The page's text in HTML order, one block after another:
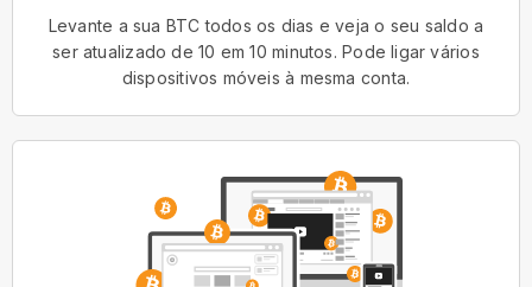
Levante a sua BTC todos os dias e veja o seu saldo a
ser atualizado de 10 em 10 minutos. Pode ligar vários
dispositivos móveis à mesma conta.